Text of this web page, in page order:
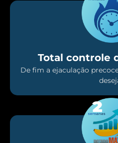
Total controle
De fim a ejaculação